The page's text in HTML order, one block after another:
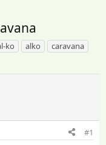
ko alko
caravana
#1